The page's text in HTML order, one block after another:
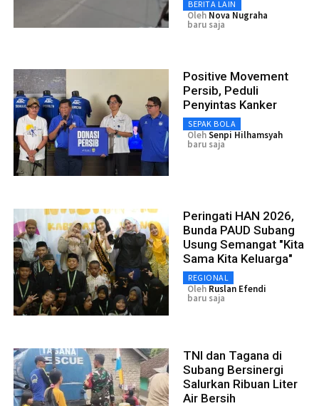
BERITA LAIN
Oleh Nova Nugraha
baru saja
Positive Movement
Persib, Peduli
Penyintas Kanker
SEPAK BOLA
OlehSenpi Hilhamsyah
baru saja
Peringati HAN 2026,
Bunda PAUD Subang
Usung Semangat "Kita
Sama Kita Keluarga"
REGIONAL
Oleh Ruslan Efendi
baru saja
TNI dan Tagana di
Subang Bersinergi
Salurkan Ribuan Liter
Air Bersih